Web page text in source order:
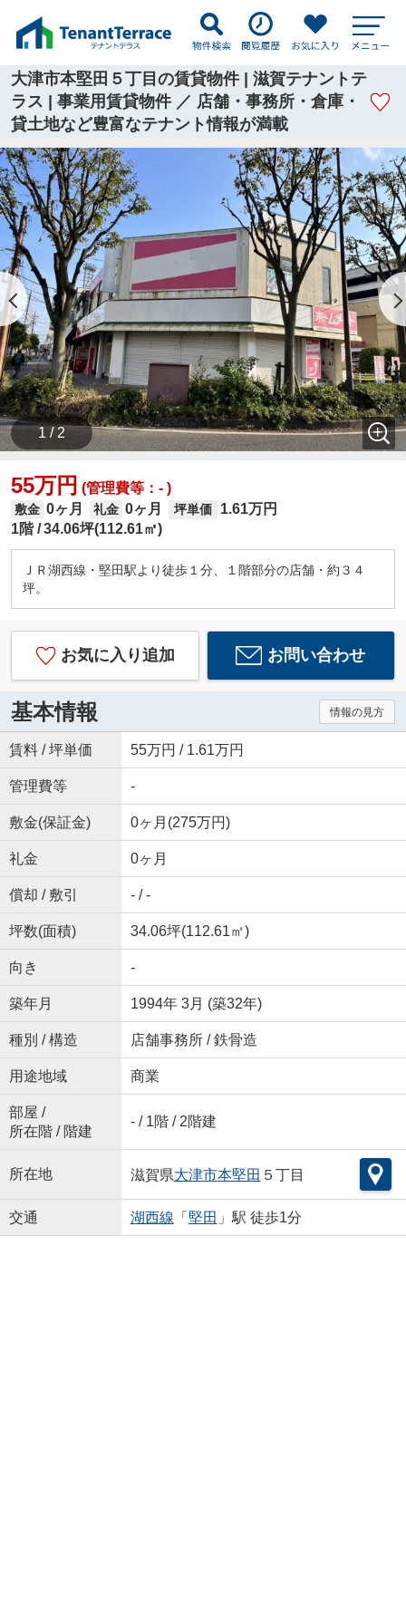
大津市本堅田５丁目の賃貸物件 | 滋賀テナントテ
ラス | 事業用賃貸物件 ／ 店舗・事務所・倉庫・
貸土地など豊富なテナント情報が満載
1 / 2
55万円 (管理費等：- )
敷金 0ヶ月 礼金 0ヶ月 坪単価
1.61万円
1階 34.06坪(112.61㎡)
ＪＲ湖西線・堅田駅より徒歩１分、１階部分の店舗・約３４
坪。
お気に入り追加 お問い合わせ
基本情報 情報の見方
賃料 / 坪単価 55万円 / 1.61万円
管理費等 -
敷金(保証金) 0ヶ月(275万円)
礼金 0ヶ月
償却 / 敷引 - / -
坪数(面積) 34.06坪(112.61㎡)
向き -
築年月 1994年 3月 (築32年)
種別 / 構造 店舗事務所 / 鉄骨造
用途地域 商業
部屋 /
所在階 / 階建
- / 1階 / 2階建
所在地 滋賀県大津市本堅田 ５丁目
交通 湖西線 「 堅田 」駅 徒歩1分